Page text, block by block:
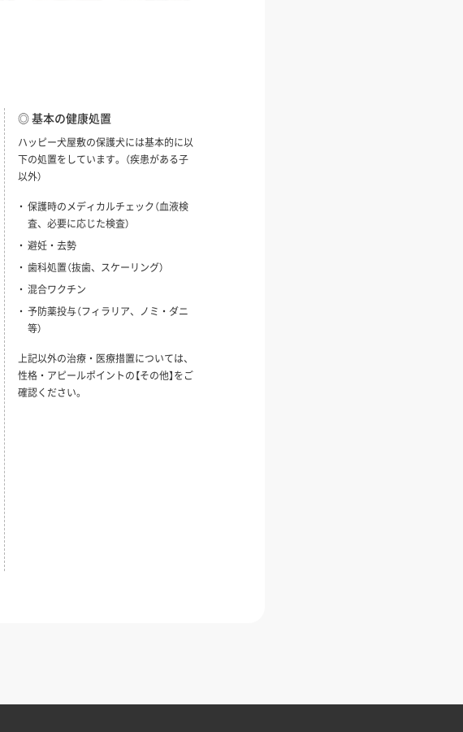
◎ 基本の健康処置
ハッピー犬屋敷の保護犬には基本的に以
下の処置をしています。（疾患がある子
以外）
保護時のメディカルチェック（血液検
査、必要に応じた検査）
避妊・去勢
歯科処置（抜歯、スケーリング）
混合ワクチン
予防薬投与（フィラリア、ノミ・ダニ
等）
上記以外の治療・医療措置については、
性格・アピールポイントの【その他】をご
確認ください。